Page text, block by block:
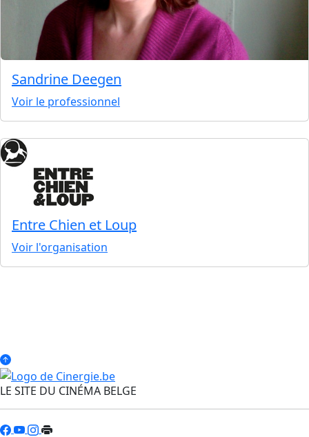
Sandrine Deegen
Voir le professionnel
Entre Chien et Loup
Voir l'organisation
LE SITE DU CINÉMA BELGE